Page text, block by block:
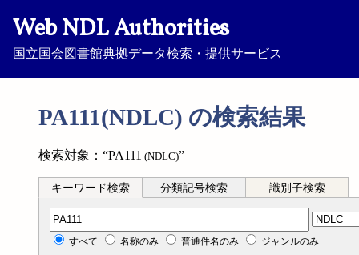
Web NDL Authorities
国立国会図書館典拠データ検索・提供サービス
PA111(NDLC) の検索結果
検索対象：“PA111 (NDLC)”
キーワード検索 分類記号検索 識別子検索
分類記号検索
すべて 名称のみ 普通件名のみ ジャンルのみ